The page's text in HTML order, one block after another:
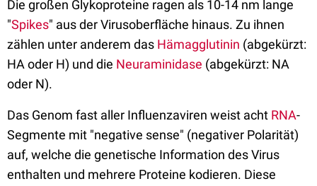
Die großen Glykoproteine ragen als 10-14 nm lange
"Spikes" aus der Virusoberfläche hinaus. Zu ihnen
zählen unter anderem das Hämagglutinin (abgekürzt:
HA oder H) und die Neuraminidase (abgekürzt: NA
oder N).
Das Genom fast aller Influenzaviren weist acht RNA-
Segmente mit "negative sense" (negativer Polarität)
auf, welche die genetische Information des Virus
enthalten und mehrere Proteine kodieren. Diese